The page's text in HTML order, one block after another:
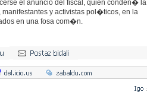
el anuncio del fiscal, quien conden� la
y activistas pol�ticos, en la
en una fosa com�n.